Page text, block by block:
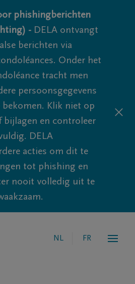
phishingberichten
- DELA ontvangt
berichten via
Onder het
tracht men
persoonsgegevens
Klik niet op
bijlagen en controleer
DELA
acties om dit te
tot phishing en
nooit volledig uit te
NL FR